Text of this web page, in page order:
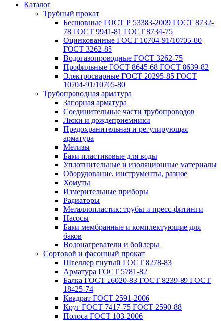
Каталог
Трубный прокат
Беcшовные ГОСТ Р 53383-2009 ГОСТ 8732-
78 ГОСТ 9941-81 ГОСТ 8734-75
Оцинкованные ГОСТ 10704-91/10705-80
ГОСТ 3262-85
Водогазопроводные ГОСТ 3262-75
Профильные ГОСТ 8645-68 ГОСТ 8639-82
Электросварные ГОСТ 20295-85 ГОСТ
10704-91/10705-80
Трубопроводная арматура
Запорная арматура
Соединительные части трубопроводов
Люки и дождеприемники
Предохранительная и регулирующая
арматура
Метизы
Баки пластиковые для воды
Уплотнительные и изоляционные материалы
Оборудование, инструменты, разное
Хомуты
Измерительные приборы
Радиаторы
Металлопластик: трубы и пресс-фитинги
Насосы
Баки мембранные и комплектующие для
баков
Водонагреватели и бойлеры
Сортовой и фасонный прокат
Швеллер гнутый ГОСТ 8278-83
Арматура ГОСТ 5781-82
Балка ГОСТ 26020-83 ГОСТ 8239-89 ГОСТ
18425-74
Квадрат ГОСТ 2591-2006
Круг ГОСТ 7417-75 ГОСТ 2590-88
Полоса ГОСТ 103-2006